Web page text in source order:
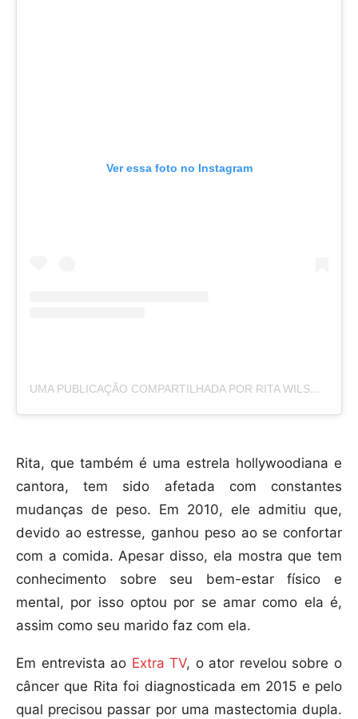
Ver essa foto no Instagram
UMA PUBLICAÇÃO COMPARTILHADA POR RITA WILSON (@RITAWILSON)
Rita, que também é uma estrela hollywoodiana e
cantora, tem sido afetada com constantes
mudanças de peso. Em 2010, ele admitiu que,
devido ao estresse, ganhou peso ao se confortar
com a comida. Apesar disso, ela mostra que tem
conhecimento sobre seu bem-estar físico e
mental, por isso optou por se amar como ela é,
assim como seu marido faz com ela.
Em entrevista ao Extra TV, o ator revelou sobre o
câncer que Rita foi diagnosticada em 2015 e pelo
qual precisou passar por uma mastectomia dupla.